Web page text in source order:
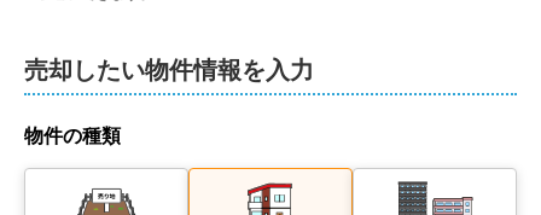
不動産会社向け情報
売却したい物件情報を入力
物件の種類